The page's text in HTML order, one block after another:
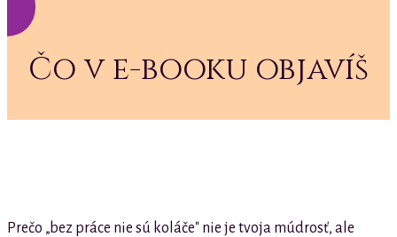
Čo v e-booku objavíš
Prečo „bez práce nie sú koláče" nie je tvoja múdrosť, ale